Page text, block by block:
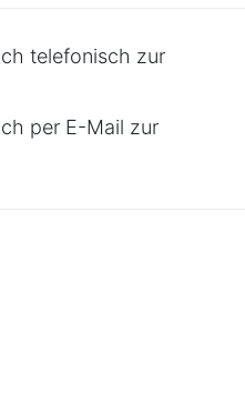
telefonisch zur
per E-Mail zur